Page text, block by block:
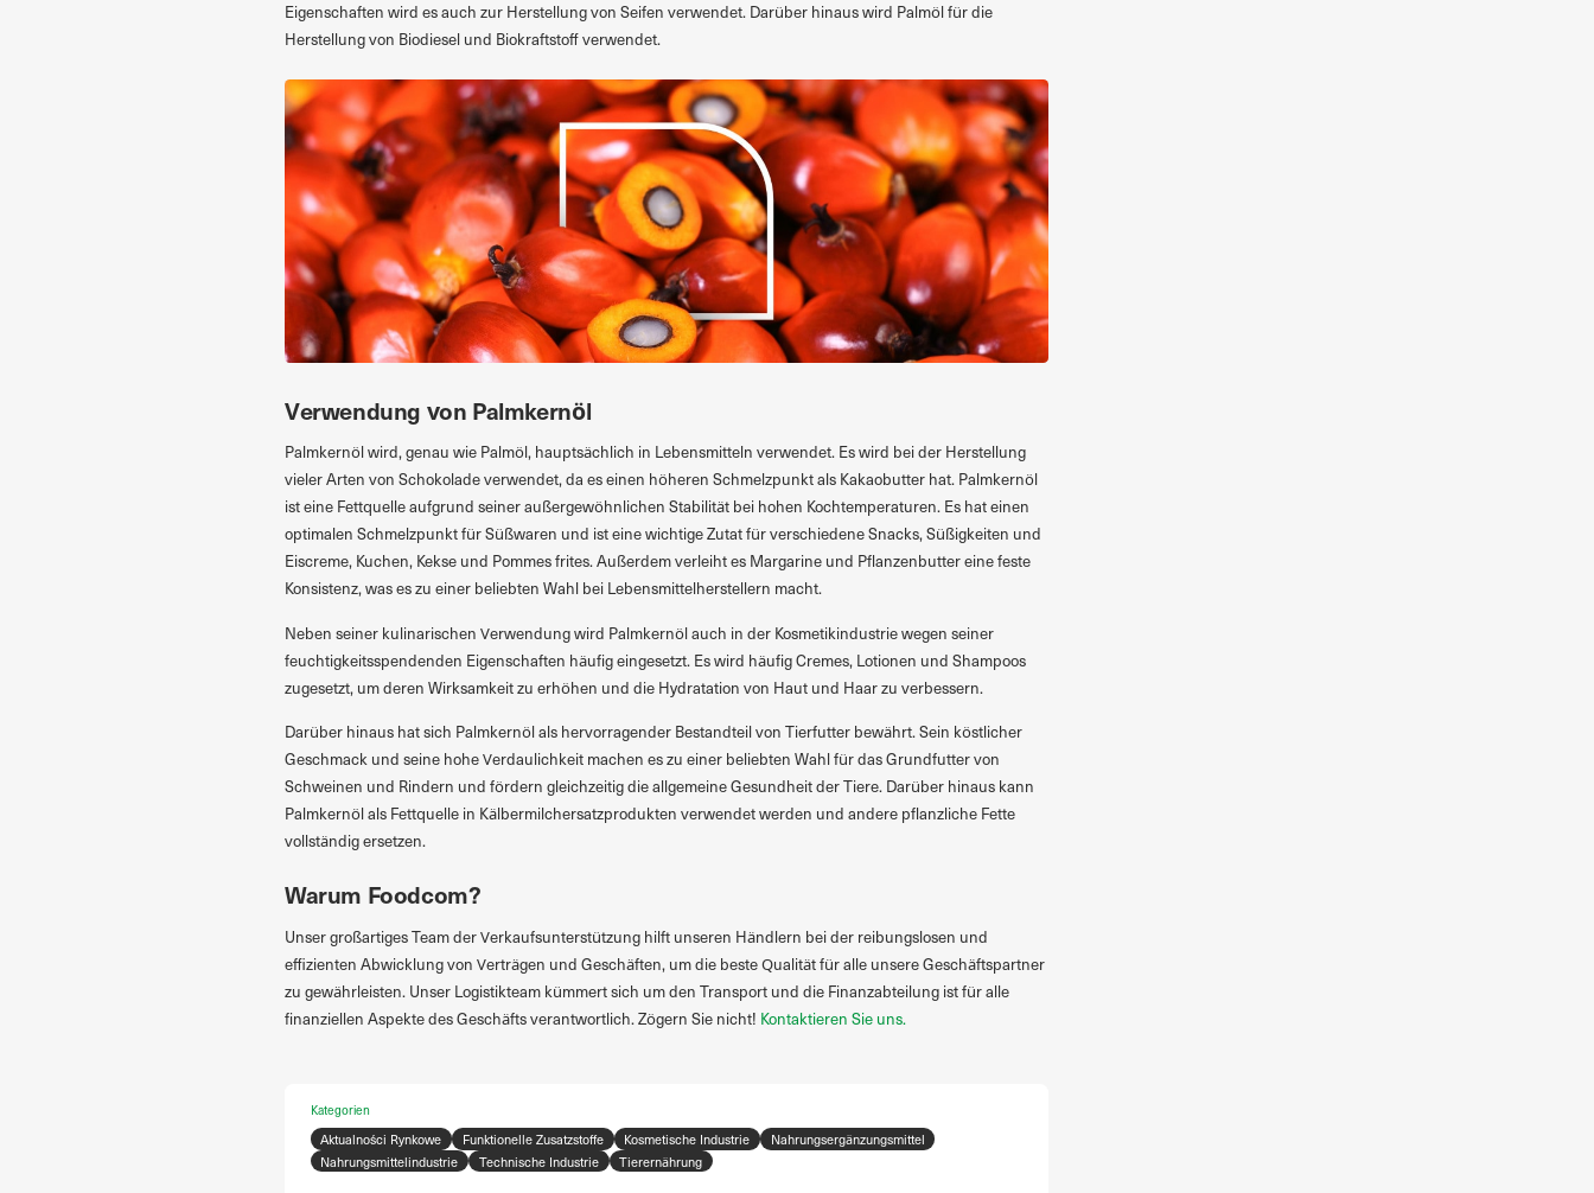
Eigenschaften wird es auch zur Herstellung von Seifen verwendet. Darüber hinaus wird Palmöl für die
Herstellung von Biodiesel und Biokraftstoff verwendet.
Verwendung von Palmkernöl
Palmkernöl wird, genau wie Palmöl, hauptsächlich in Lebensmitteln verwendet. Es wird bei der Herstellung
vieler Arten von Schokolade verwendet, da es einen höheren Schmelzpunkt als Kakaobutter hat. Palmkernöl
ist eine Fettquelle aufgrund seiner außergewöhnlichen Stabilität bei hohen Kochtemperaturen. Es hat einen
optimalen Schmelzpunkt für Süßwaren und ist eine wichtige Zutat für verschiedene Snacks, Süßigkeiten und
Eiscreme, Kuchen, Kekse und Pommes frites. Außerdem verleiht es Margarine und Pflanzenbutter eine feste
Konsistenz, was es zu einer beliebten Wahl bei Lebensmittelherstellern macht.
Neben seiner kulinarischen Verwendung wird Palmkernöl auch in der Kosmetikindustrie wegen seiner
feuchtigkeitsspendenden Eigenschaften häufig eingesetzt. Es wird häufig Cremes, Lotionen und Shampoos
zugesetzt, um deren Wirksamkeit zu erhöhen und die Hydratation von Haut und Haar zu verbessern.
Darüber hinaus hat sich Palmkernöl als hervorragender Bestandteil von Tierfutter bewährt. Sein köstlicher
Geschmack und seine hohe Verdaulichkeit machen es zu einer beliebten Wahl für das Grundfutter von
Schweinen und Rindern und fördern gleichzeitig die allgemeine Gesundheit der Tiere. Darüber hinaus kann
Palmkernöl als Fettquelle in Kälbermilchersatzprodukten verwendet werden und andere pflanzliche Fette
vollständig ersetzen.
Warum Foodcom?
Unser großartiges Team der Verkaufsunterstützung hilft unseren Händlern bei der reibungslosen und
effizienten Abwicklung von Verträgen und Geschäften, um die beste Qualität für alle unsere Geschäftspartner
zu gewährleisten. Unser Logistikteam kümmert sich um den Transport und die Finanzabteilung ist für alle
finanziellen Aspekte des Geschäfts verantwortlich. Zögern Sie nicht! Kontaktieren Sie uns.
Kategorien
Aktualności Rynkowe Funktionelle Zusatzstoffe Kosmetische Industrie
Nahrungsergänzungsmittel
Nahrungsmittelindustrie
Technische Industrie Tierernährung